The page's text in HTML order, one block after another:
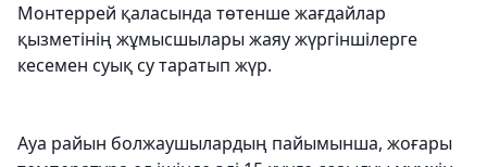
Монтеррей қаласында төтенше жағдайлар
қызметінің жұмысшылары жаяу жүргіншілерге
кесемен суық су таратып жүр.
Ауа райын болжаушылардың пайымынша, жоғары